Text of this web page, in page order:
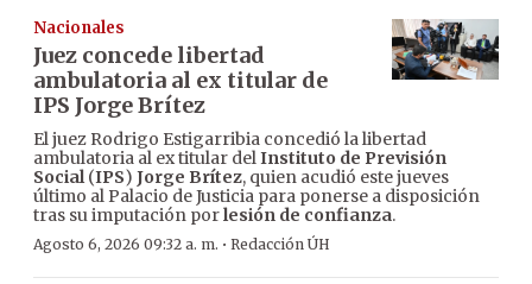
Nacionales
Juez concede libertad
ambulatoria al ex titular de
IPS Jorge Brítez
El juez Rodrigo Estigarribia concedió la libertad
ambulatoria al ex titular delInstituto de Previsión
Social(IPS) Jorge Brítez, quien acudió este jueves
último al Palacio de Justicia para ponerse a disposición
tras su imputación porlesión de confianza.
Agosto 6, 2026 09:32 a. m. · Redacción ÚH